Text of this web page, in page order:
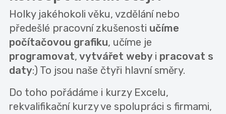
Holky jakéhokoli věku, vzdělání nebo
předešlé pracovní zkušenosti učíme
počítačovou grafiku, učíme je
programovat, vytvářet weby i pracovat s
daty:) To jsou naše čtyři hlavní směry.
Do toho pořádáme i kurzy Excelu,
rekvalifikační kurzy ve spolupráci s firmami,